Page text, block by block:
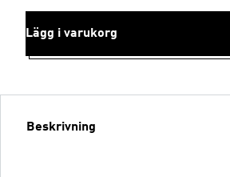
Lägg i varukorg
Beskrivning